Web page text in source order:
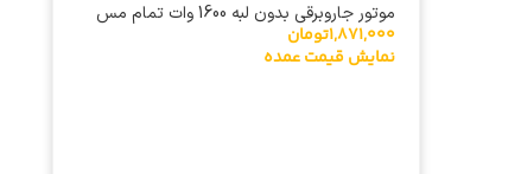
موتور جاروبرقی بدون لبه 1600 وات تمام مس
1,871,000تومان
نمایش قیمت عمده